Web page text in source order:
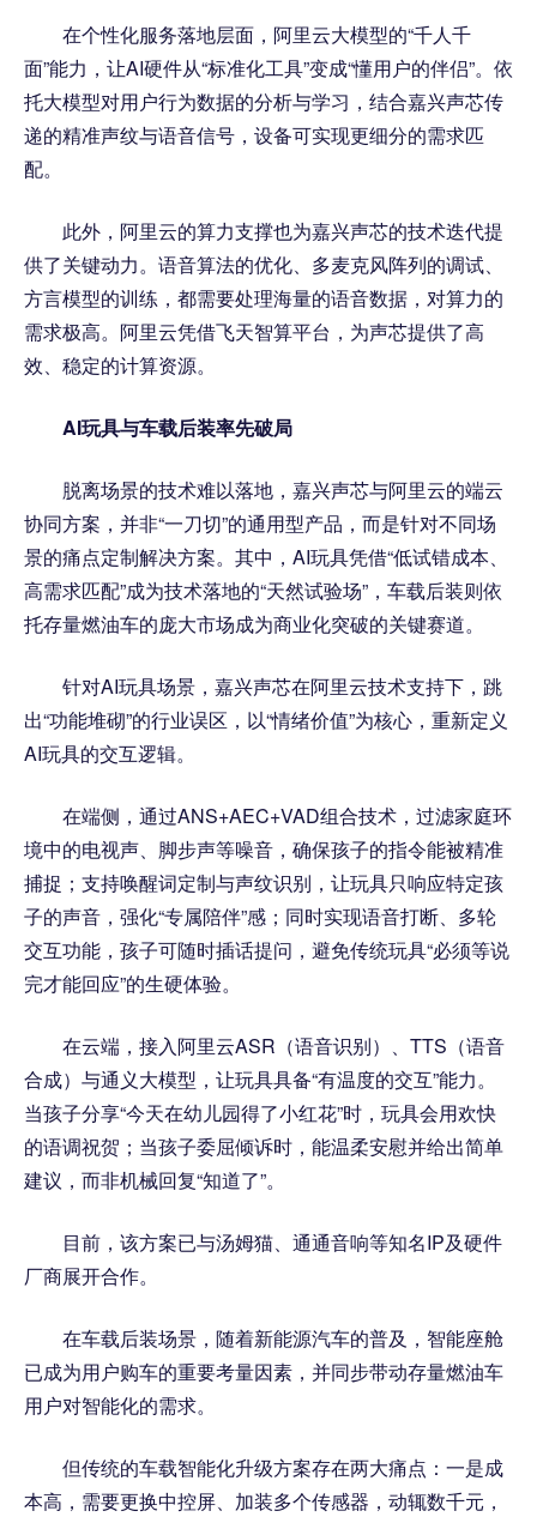
在个性化服务落地层面，阿里云大模型的“千人千
面”能力，让AI硬件从“标准化工具”变成“懂用户的伴侣”。依
托大模型对用户行为数据的分析与学习，结合嘉兴声芯传
递的精准声纹与语音信号，设备可实现更细分的需求匹
配。
此外，阿里云的算力支撑也为嘉兴声芯的技术迭代提
供了关键动力。语音算法的优化、多麦克风阵列的调试、
方言模型的训练，都需要处理海量的语音数据，对算力的
需求极高。阿里云凭借飞天智算平台，为声芯提供了高
效、稳定的计算资源。
AI玩具与车载后装率先破局
脱离场景的技术难以落地，嘉兴声芯与阿里云的端云
协同方案，并非“一刀切”的通用型产品，而是针对不同场
景的痛点定制解决方案。其中，AI玩具凭借“低试错成本、
高需求匹配”成为技术落地的“天然试验场”，车载后装则依
托存量燃油车的庞大市场成为商业化突破的关键赛道。
针对AI玩具场景，嘉兴声芯在阿里云技术支持下，跳
出“功能堆砌”的行业误区，以“情绪价值”为核心，重新定义
AI玩具的交互逻辑。
在端侧，通过ANS+AEC+VAD组合技术，过滤家庭环
境中的电视声、脚步声等噪音，确保孩子的指令能被精准
捕捉；支持唤醒词定制与声纹识别，让玩具只响应特定孩
子的声音，强化“专属陪伴”感；同时实现语音打断、多轮
交互功能，孩子可随时插话提问，避免传统玩具“必须等说
完才能回应”的生硬体验。
在云端，接入阿里云ASR（语音识别）、TTS（语音
合成）与通义大模型，让玩具具备“有温度的交互”能力。
当孩子分享“今天在幼儿园得了小红花”时，玩具会用欢快
的语调祝贺；当孩子委屈倾诉时，能温柔安慰并给出简单
建议，而非机械回复“知道了”。
目前，该方案已与汤姆猫、通通音响等知名IP及硬件
厂商展开合作。
在车载后装场景，随着新能源汽车的普及，智能座舱
已成为用户购车的重要考量因素，并同步带动存量燃油车
用户对智能化的需求。
但传统的车载智能化升级方案存在两大痛点：一是成
本高，需要更换中控屏、加装多个传感器，动辄数千元，